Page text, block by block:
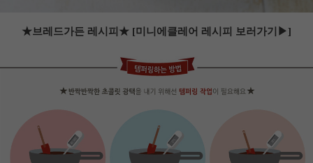
★브레드가든 레시피★ [미니에클레어 레시피 보러가기▶]